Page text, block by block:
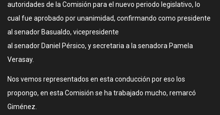
autoridades de la Comisión para el nuevo periodo legislativo, lo
cual fue aprobado por unanimidad, confirmando como presidente
al senador Basualdo, vicepresidente
al senador Daniel Pérsico, y secretaria a la senadora Pamela
Verasay.
Nos vemos representados en esta conducción por eso los
propongo, en esta Comisión se ha trabajado mucho, remarcó
Giménez.